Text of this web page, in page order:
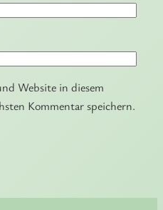
Website in diesem
Kommentar speichern.